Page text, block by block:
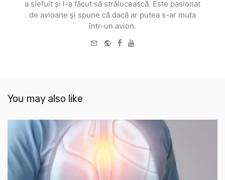
a slefuit și l-a făcut să strălucească. Este pasionat
de avioane și spune că dacă ar putea s-ar muta
într-un avion.
e-
WebsiteFacebook
You may also like